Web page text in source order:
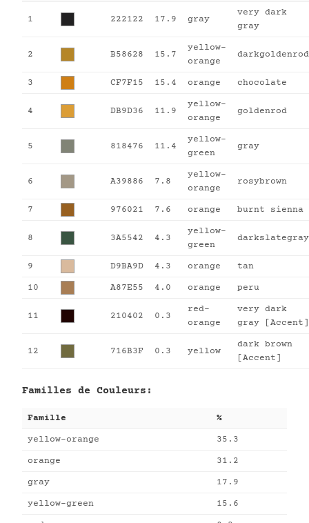
1 222122 17.9 gray
very dark
gray
2 B58628 15.7
yellow-
orange
darkgoldenrod
3 CF7F15 15.4 orange chocolate
4 DB9D36 11.9
yellow-
orange
goldenrod
5 818476 11.4
yellow-
green
gray
6 A39886 7.8
yellow-
orange
rosybrown
7 976021 7.6 orange burnt sienna
8 3A5542 4.3
yellow-
green
darkslategray
9 D9BA9D 4.3 orange tan
10 A87E55 4.0 orange peru
11 210402 0.3
red-
orange
very dark
gray [Accent]
12 716B3F 0.3 yellow
dark brown
[Accent]
Familles de Couleurs:
Famille %
yellow-orange 35.3
orange 31.2
gray 17.9
yellow-green 15.6